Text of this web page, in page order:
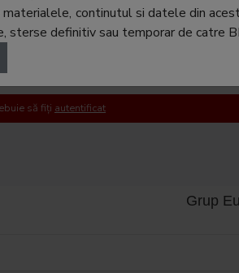
să fiți autentificat
Grup
materialele, continutul si datele din
sterse definitiv sau temporar de catre